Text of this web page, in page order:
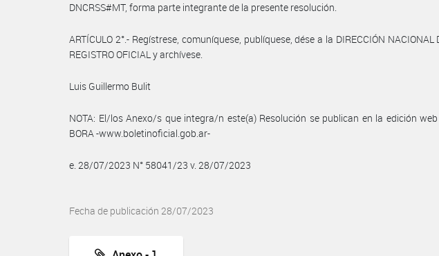
DNCRSS#MT, forma parte integrante de la presente resolución.
ARTÍCULO 2°.- Regístrese, comuníquese, publíquese, dése a la DIRECCIÓN NACIONAL
REGISTRO OFICIAL y archívese.
Luis Guillermo Bulit
NOTA: El/los Anexo/s que integra/n este(a) Resolución se publican en la edición web
BORA -www.boletinoficial.gob.ar-
e. 28/07/2023 N° 58041/23 v. 28/07/2023
Fecha de publicación 28/07/2023